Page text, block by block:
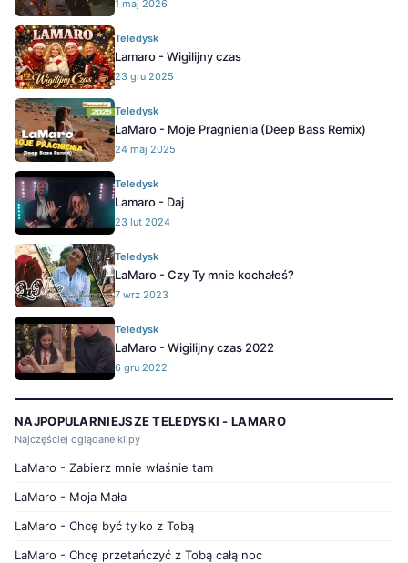
1 maj 2026
Teledysk
Lamaro - Wigilijny czas
23 gru 2025
Teledysk
LaMaro - Moje Pragnienia (Deep Bass Remix)
24 maj 2025
Teledysk
Lamaro - Daj
23 lut 2024
Teledysk
LaMaro - Czy Ty mnie kochałeś?
7 wrz 2023
Teledysk
LaMaro - Wigilijny czas 2022
6 gru 2022
NAJPOPULARNIEJSZE TELEDYSKI - LAMARO
Najczęściej oglądane klipy
LaMaro - Zabierz mnie właśnie tam
LaMaro - Moja Mała
LaMaro - Chcę być tylko z Tobą
LaMaro - Chcę przetańczyć z Tobą całą noc